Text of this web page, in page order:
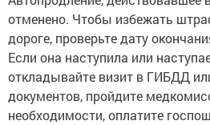
отменено. Чтобы избежать
дороге, проверьте дату
Если она наступила или
откладывайте визит в ГИБДД
документов, пройдите
необходимости, оплатите